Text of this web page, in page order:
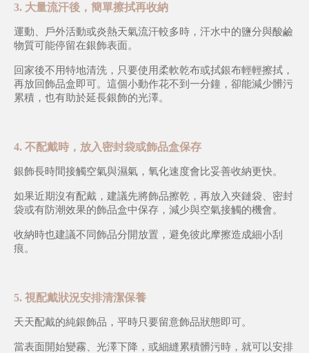
3. 大量流汗後，簡單擦拭再收納
運動、戶外活動或炎熱天氣流汗較多時，汗水中的鹽分與酸鹼
物質可能停留在銀飾表面。
回家後不用特地清洗，只要使用柔軟乾布或拭銀布輕輕擦拭，
再放回飾品盒即可。這個小動作花不到一分鐘，卻能減少髒污
累積，也有助於延長銀飾的光澤。
4. 不配戴時，放入密封袋或飾品盒保存
銀飾長時間接觸空氣與濕氣，氧化速度會比妥善收納更快。
如果近期沒有配戴，建議先將飾品擦乾，再放入夾鏈袋、密封
袋或有防潮效果的飾品盒中保存，減少與空氣接觸的機會。
收納時也建議不同飾品分開放置，避免彼此摩擦造成細小刮
痕。
5. 視配戴狀況安排清潔保養
天天配戴的純銀飾品，平時只要留意飾品狀態即可。
當表面開始變霧、光澤下降，或細縫累積髒污時，就可以安排